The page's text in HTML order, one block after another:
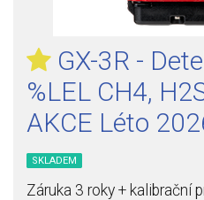
GX-3R -
%LEL CH4,
AKCE Léto
SKLADEM
Záruka 3 roky + kalibrační